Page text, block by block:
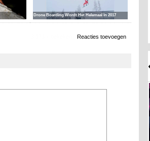
Drone Boarding Wordt Het Helemaal In 2017
Reacties toevoegen